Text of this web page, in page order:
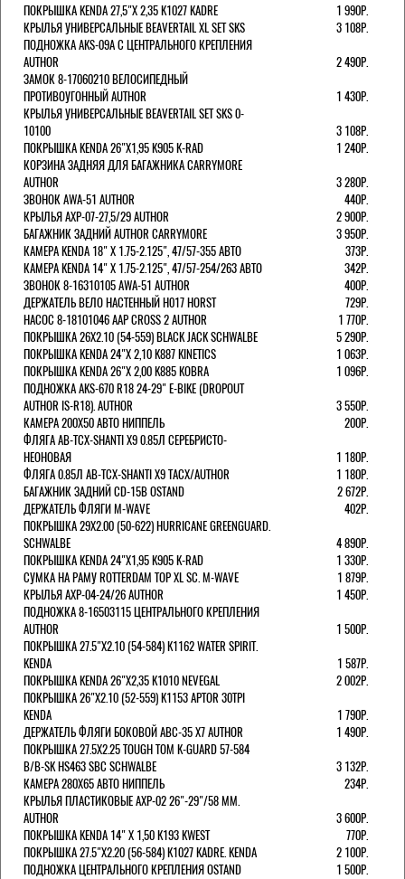
ПОКРЫШКА KENDA 27,5"Х 2,35 K1027 KADRE
1 990Р.
КРЫЛЬЯ УНИВЕРСАЛЬНЫЕ BEAVERTAIL XL SET SKS
3 108Р.
ПОДНОЖКА AKS-09A C ЦЕНТРАЛЬНОГО КРЕПЛЕНИЯ
AUTHOR
2 490Р.
ЗАМОК 8-17060210 ВЕЛОСИПЕДНЫЙ
ПРОТИВОУГОННЫЙ AUTHOR
1 430Р.
КРЫЛЬЯ УНИВЕРСАЛЬНЫЕ BEAVERTAIL SET SKS 0-
10100
3 108Р.
ПОКРЫШКА KENDA 26"Х1,95 K905 K-RAD
1 240Р.
КОРЗИНА ЗАДНЯЯ ДЛЯ БАГАЖНИКА CARRYMORE
AUTHOR
3 280Р.
ЗВОНОК AWA-51 AUTHOR
440Р.
КРЫЛЬЯ AXP-07-27,5/29 AUTHOR
2 900Р.
БАГАЖНИК ЗАДНИЙ AUTHOR CARRYMORE
3 950Р.
КАМЕРА KENDA 18" Х 1.75-2.125", 47/57-355 АВТО
373Р.
КАМЕРА KENDA 14" Х 1.75-2.125", 47/57-254/263 АВТО
342Р.
ЗВОНОК 8-16310105 AWA-51 AUTHOR
400Р.
ДЕРЖАТЕЛЬ ВЕЛО НАСТЕННЫЙ H017 HORST
729Р.
НАСОС 8-18101046 AAP CROSS 2 AUTHOR
1 770Р.
ПОКРЫШКА 26X2.10 (54-559) BLACK JACK SCHWALBE
5 290Р.
ПОКРЫШКА KENDA 24"Х 2,10 K887 KINETICS
1 063Р.
ПОКРЫШКА KENDA 26"Х 2,00 K885 KOBRA
1 096Р.
ПОДНОЖКА AKS-670 R18 24-29" E-BIKE (DROPOUT
AUTHOR IS-R18). AUTHOR
3 550Р.
КАМЕРА 200Х50 АВТО НИППЕЛЬ
200Р.
ФЛЯГА AB-TCX-SHANTI X9 0.85Л СЕРЕБРИСТО-
НЕОНОВАЯ
1 180Р.
ФЛЯГА 0.85Л AB-TCX-SHANTI X9 TACX/AUTHOR
1 180Р.
БАГАЖНИК ЗАДНИЙ CD-15B OSTAND
2 672Р.
ДЕРЖАТЕЛЬ ФЛЯГИ M-WAVE
402Р.
ПОКРЫШКА 29X2.00 (50-622) HURRICANE GREENGUARD.
SCHWALBE
4 890Р.
ПОКРЫШКА KENDA 24"Х1,95 K905 K-RAD
1 330Р.
СУМКА НА РАМУ ROTTERDAM TOP XL SC. M-WAVE
1 879Р.
КРЫЛЬЯ AXP-04-24/26 AUTHOR
1 450Р.
ПОДНОЖКА 8-16503115 ЦЕНТРАЛЬНОГО КРЕПЛЕНИЯ
AUTHOR
1 500Р.
ПОКРЫШКА 27.5"Х2.10 (54-584) K1162 WATER SPIRIT.
KENDA
1 587Р.
ПОКРЫШКА KENDA 26"Х2,35 K1010 NEVEGAL
2 002Р.
ПОКРЫШКА 26"Х2.10 (52-559) K1153 APTOR 30TPI
KENDA
1 790Р.
ДЕРЖАТЕЛЬ ФЛЯГИ БОКОВОЙ ABC-35 X7 AUTHOR
1 490Р.
ПОКРЫШКА 27.5X2.25 TOUGH TOM K-GUARD 57-584
B/B-SK HS463 SBC SCHWALBE
3 132Р.
КАМЕРА 280Х65 АВТО НИППЕЛЬ
234Р.
КРЫЛЬЯ ПЛАСТИКОВЫЕ AXP-02 26"-29"/58 ММ.
AUTHOR
3 600Р.
ПОКРЫШКА KENDA 14" Х 1,50 K193 KWEST
770Р.
ПОКРЫШКА 27.5"Х2.20 (56-584) K1027 KADRE. KENDA
2 100Р.
ПОДНОЖКА ЦЕНТРАЛЬНОГО КРЕПЛЕНИЯ OSTAND
1 500Р.